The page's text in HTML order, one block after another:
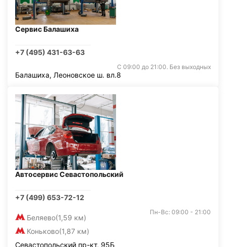
Сервис Балашиха
+7 (495) 431-63-63
С 09:00 до 21:00. Без выходных
Балашиха, Леоновское ш. вл.8
Автосервис Севастопольский
+7 (499) 653-72-12
Беляево(1,59 км)
Коньково(1,87 км)
Пн-Вс: 09:00 - 21:00
Севастопольский пр-кт, 95Б